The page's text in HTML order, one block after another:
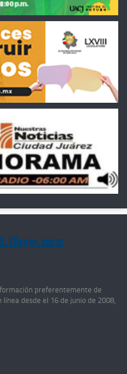
preferentemente de
desde el 16 de junio de 2008,